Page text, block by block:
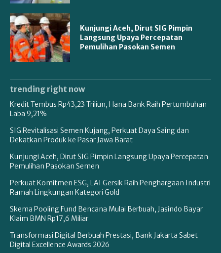
Kunjungi Aceh, Dirut SIG Pimpin
Langsung Upaya Percepatan
Pemulihan Pasokan Semen
trending right now
Kredit Tembus Rp43,23 Triliun, Hana Bank Raih Pertumbuhan
Laba 9,21%
SIG Revitalisasi Semen Kujang, Perkuat Daya Saing dan
Dekatkan Produk ke Pasar Jawa Barat
Kunjungi Aceh, Dirut SIG Pimpin Langsung Upaya Percepatan
Pemulihan Pasokan Semen
Perkuat Komitmen ESG, LAI Gersik Raih Penghargaan Industri
Ramah Lingkungan Kategori Gold
Skema Pooling Fund Bencana Mulai Berbuah, Jasindo Bayar
Klaim BMN Rp17,6 Miliar
Transformasi Digital Berbuah Prestasi, Bank Jakarta Sabet
Digital Excellence Awards 2026